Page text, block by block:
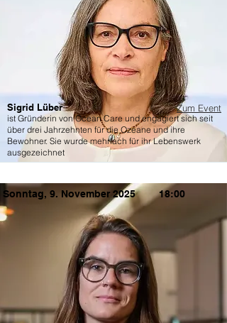
Sigrid Lüber
ist Gründerin von Ocean Care und engagiert sich seit
über drei Jahrzehnten für die Ozeane und ihre
Bewohner. Sie wurde mehrfach für ihr Lebenswerk
ausgezeichnet
Zum Event
Sonntag, 9. November 2025 18:00